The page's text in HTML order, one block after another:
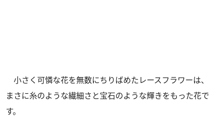
小さく可憐な花を無数にちりばめたレースフラワーは、
まさに糸のような繊細さと宝石のような輝きをもった花で
す。